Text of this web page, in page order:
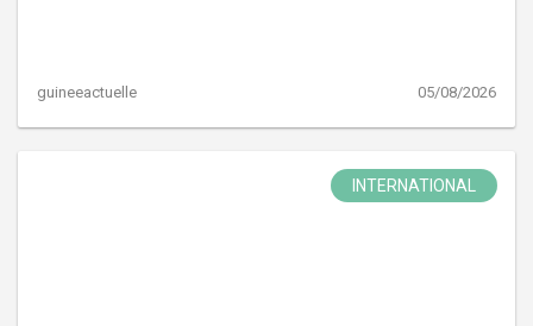
guineeactuelle 05/08/2026
INTERNATIONAL